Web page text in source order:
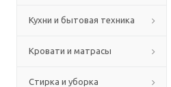
Кухни и бытовая техника
Кровати и матрасы
Стирка и уборка